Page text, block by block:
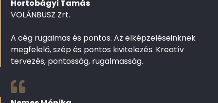
Hortobágyi Tamás
VOLÁNBUSZ Zrt.
A cég rugalmas és pontos. Az elképzeléseinknek
megfelelő, szép és pontos kivitelezés. Kreatív
tervezés, pontosság, rugalmasság.